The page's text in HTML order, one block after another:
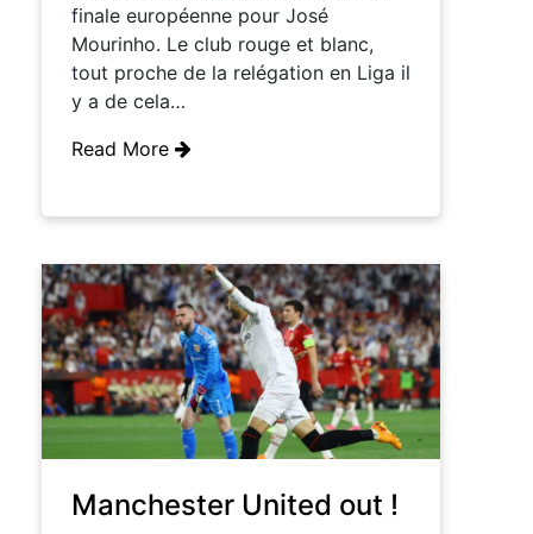
finale européenne pour José
Mourinho. Le club rouge et blanc,
tout proche de la relégation en Liga il
y a de cela…
Read More
Manchester United out !